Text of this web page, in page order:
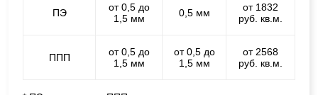
ПЭ
от 0,5 до
1,5 мм
0,5 мм
от 1832
руб. кв.м.
ППП
от 0,5 до
1,5 мм
от 0,5 до
1,5 мм
от 2568
руб. кв.м.